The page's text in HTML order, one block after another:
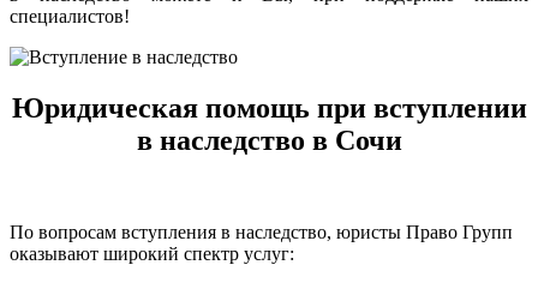
специалистов!
Юридическая помощь при вступлении
в наследство в Сочи
По вопросам вступления в наследство, юристы Право Групп
оказывают широкий спектр услуг: